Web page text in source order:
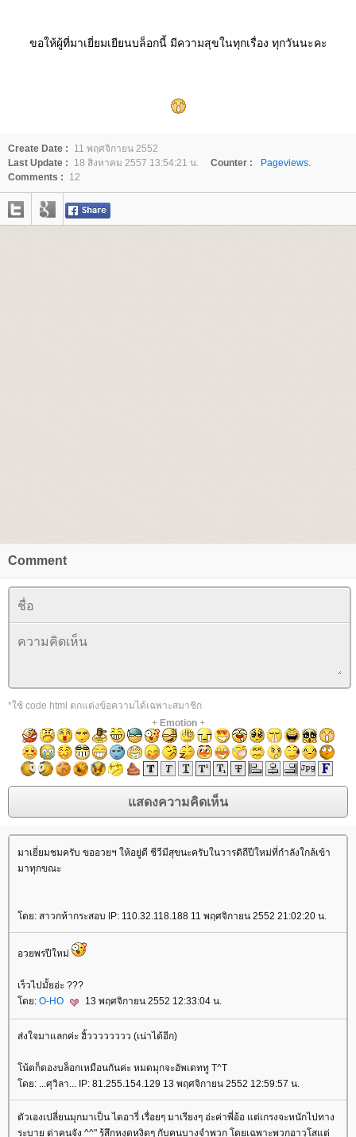
ขอให้ผู้ที่มาเยี่ยมเยียนบล็อกนี้ มีความสุขในทุกเรื่อง ทุกวันนะคะ
Create Date :
11 พฤศจิกายน 2552
Last Update :
18 สิงหาคม 2557 13:54:21 น. Counter :
Pageviews.
Comments :
12
Comment
*ใช้ code html ตกแต่งข้อความได้เฉพาะสมาชิก
+ Emotion+
มาเยี่ยมชมครับ ขออวยฯ ให้อยู่ดี ชีวีมีสุขนะครับในวารดิถีปีใหม่ที่กำลังใกล้เข้า
มาทุกขณะ
ดย: สาวกห้ากระสอบ IP: 110.32.118.188 11 พฤศจิกายน 2552 21:02:20 น.
อวยพรปีใหม่
เร็วไปมั้ยอ่ะ ???
ดย: O-HO 13 พฤศจิกายน 2552 12:33:04 น.
ส่งใจมาแลกค่ะ ฮิ้วววววววว (เน่าได้อีก)
น้ตก็ดองบล็อกเหมือนกันค่ะ หมดมุกจะอัพเดททู T^T
ดย: ...ศุวิลา... IP: 81.255.154.129 13 พฤศจิกายน 2552 12:59:57 น.
ตัวเองเปลี่ยนมุกมาเป็น ไดอารี่ เรื่อยๆ มาเรียงๆ อ่ะค่าพี่อ้อ แต่เกรงจะหนักไปทาง
ระบาย ด่าคนจัง ^^" รู้สึกหงุดหงิดๆ กับคนบางจำพวก โดยเฉพาะพวกอาวุโสแต่